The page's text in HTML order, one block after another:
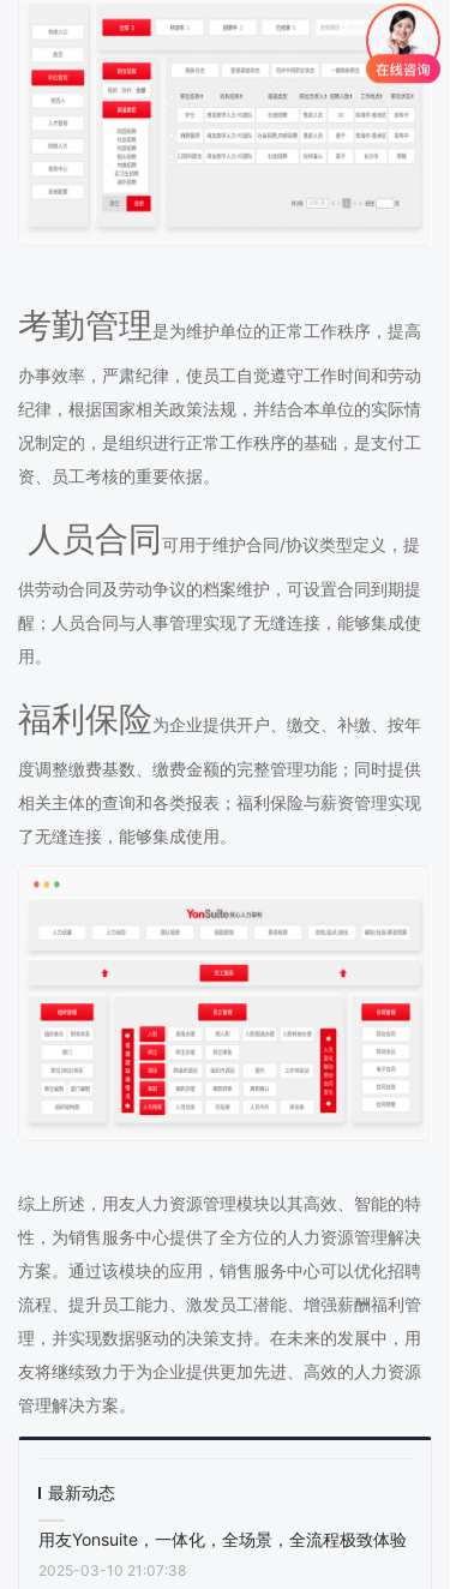
考勤管理是为维护单位的正常工作秩序，提高
办事效率，严肃纪律，使员工自觉遵守工作时间和劳动
纪律，根据国家相关政策法规，并结合本单位的实际情
况制定的，是组织进行正常工作秩序的基础，是支付工
资、员工考核的重要依据。
人员合同可用于维护合同/协议类型定义，提
供劳动合同及劳动争议的档案维护，可设置合同到期提
醒；人员合同与人事管理实现了无缝连接，能够集成使
用。
福利保险为企业提供开户、缴交、补缴、按年
度调整缴费基数、缴费金额的完整管理功能；同时提供
相关主体的查询和各类报表；福利保险与薪资管理实现
了无缝连接，能够集成使用。
综上所述，用友人力资源管理模块以其高效、智能的特
性，为销售服务中心提供了全方位的人力资源管理解决
方案。通过该模块的应用，销售服务中心可以优化招聘
流程、提升员工能力、激发员工潜能、增强薪酬福利管
理，并实现数据驱动的决策支持。在未来的发展中，用
友将继续致力于为企业提供更加先进、高效的人力资源
管理解决方案。
最新动态
用友Yonsuite，一体化，全场景，全流程极致体验
2025-03-10 21:07:38